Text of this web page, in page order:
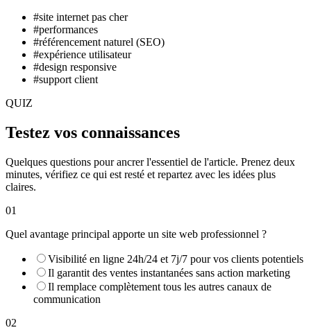
#site internet pas cher
#performances
#référencement naturel (SEO)
#expérience utilisateur
#design responsive
#support client
QUIZ
Testez vos connaissances
Quelques questions pour ancrer l'essentiel de l'article. Prenez deux
minutes, vérifiez ce qui est resté et repartez avec les idées plus
claires.
01
Quel avantage principal apporte un site web professionnel ?
Visibilité en ligne 24h/24 et 7j/7 pour vos clients potentiels
Il garantit des ventes instantanées sans action marketing
Il remplace complètement tous les autres canaux de
communication
02